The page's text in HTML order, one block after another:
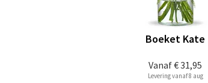
Vanaf€ 31,95
Boeket Kate
Levering vanaf 8 aug